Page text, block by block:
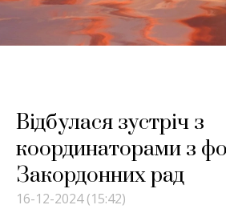
Відбулася зустріч з
координаторами з
Закордонних рад
16-12-2024 (15:42)